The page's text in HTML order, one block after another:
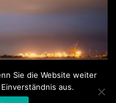
Sie die Website weiter
aus.